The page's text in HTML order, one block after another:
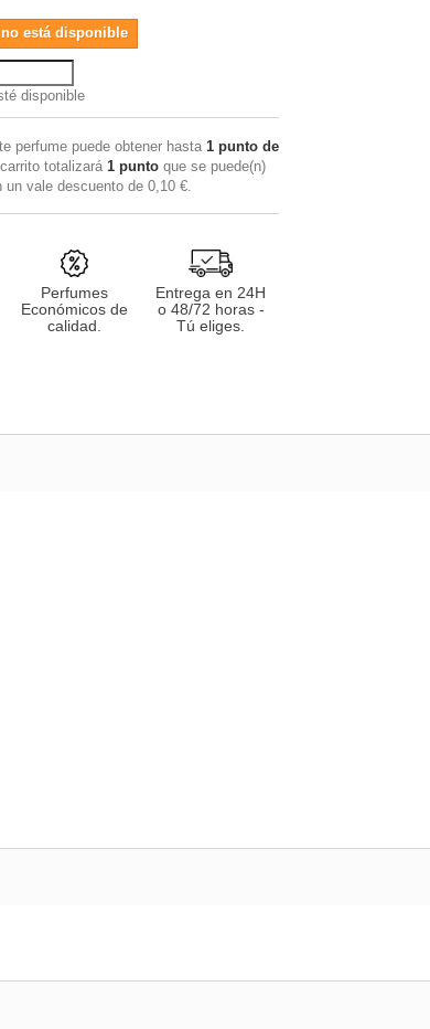
está disponible
disponible
perfume puede obtener hasta 1 punto de
totalizará 1 punto que se puede(n)
un vale descuento de 0,10 €.
Perfumes
Económicos de
calidad.
Entrega en 24H
o 48/72 horas -
Tú eliges.